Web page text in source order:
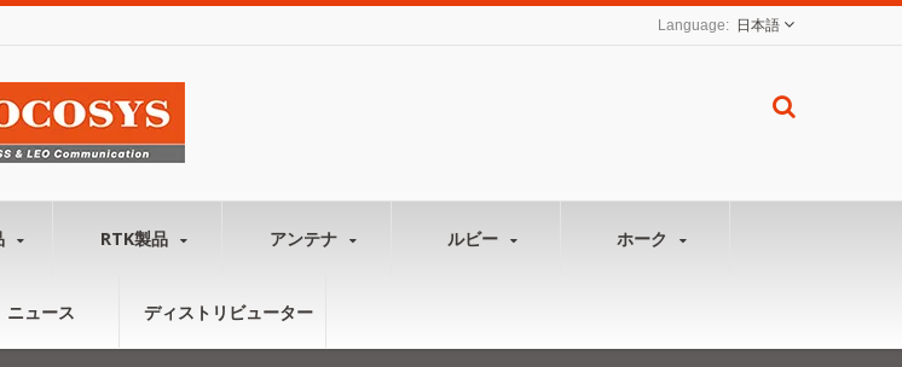
日本語
RTK製品 アンテナ ルビー ホーク
ニュース ディストリビューター